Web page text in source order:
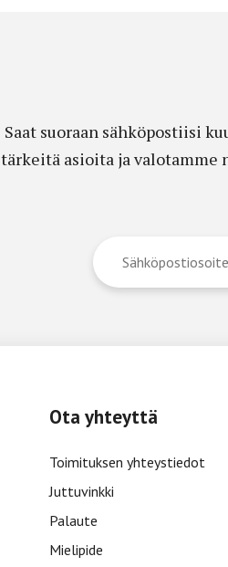
Saat suoraan sähköpostiisi
tärkeitä asioita ja valotamme
Ota yhteyttä
Toimituksen yhteystiedot
Juttuvinkki
Palaute
Mielipide